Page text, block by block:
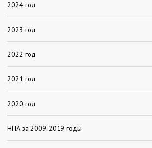
2024 год
2023 год
2022 год
2021 год
2020 год
НПА за 2009-2019 годы